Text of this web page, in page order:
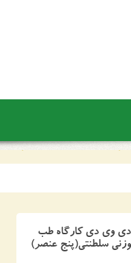
دی کارگاه طب
سلطنتی(پنج عنصر)